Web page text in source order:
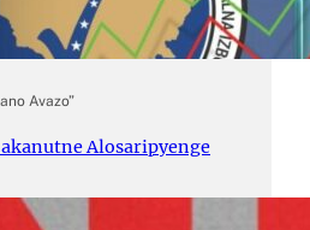
Avazo”
Alosaripyenge